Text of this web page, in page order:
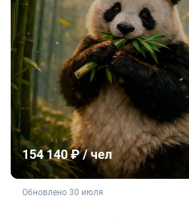
154 140 ₽ / чел
не является публичной офертой
Обновлено 30 июля